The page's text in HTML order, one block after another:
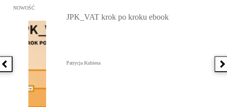
Poprzednia książka
Przejdź do: JPK_VAT krok po kroku ebook, Patrycja Kubiesa -
NOWOŚĆ
JPK_VAT krok po kroku ebook
Patrycja Kubiesa